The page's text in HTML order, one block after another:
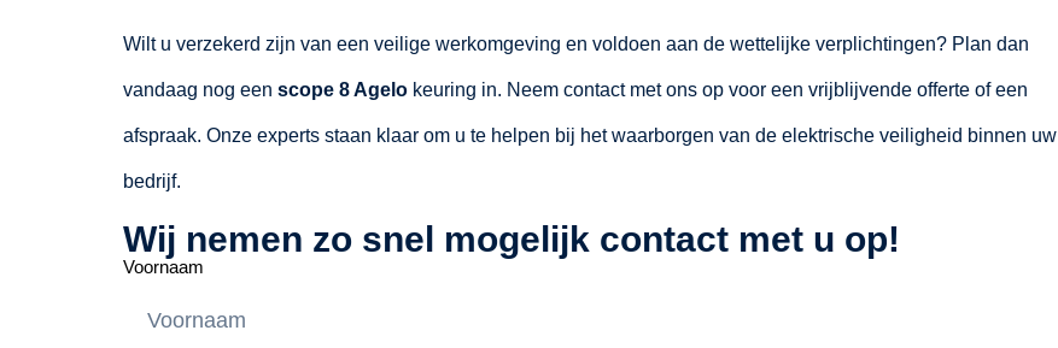
Wilt u verzekerd zijn van een veilige werkomgeving en voldoen aan de wettelijke verplichtingen? Plan dan
vandaag nog een scope 8 Agelo keuring in. Neem contact met ons op voor een vrijblijvende offerte of een
afspraak. Onze experts staan klaar om u te helpen bij het waarborgen van de elektrische veiligheid binnen uw
bedrijf.
Wij nemen zo snel mogelijk contact met u op!
Voornaam